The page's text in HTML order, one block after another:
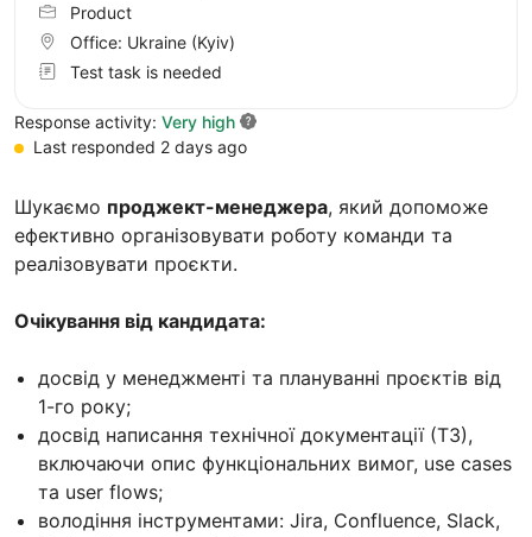
Шукаємо проджект-менеджера, який допоможе
ефективно організовувати роботу команди та
реалізовувати проєкти.
Очікування від кандидата:
досвід у менеджменті та плануванні проєктів від
1-го року;
досвід написання технічної документації (ТЗ),
включаючи опис функціональних вимог, use cases
та user flows;
володіння інструментами: Jira, Confluence, Slack,
Product
Office: Ukraine (Kyiv)
Test task is needed
Response activity: Very high
Last responded 2 days ago